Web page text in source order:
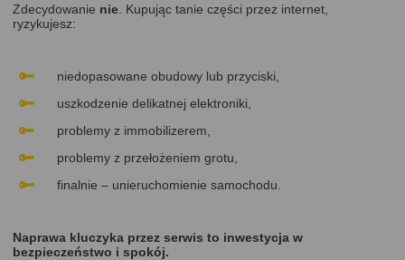
Zdecydowanie nie . Kupując tanie części przez internet,
ryzykujesz:
niedopasowane obudowy lub przyciski,
uszkodzenie delikatnej elektroniki,
problemy z immobilizerem,
problemy z przełożeniem grotu,
finalnie – unieruchomienie samochodu.
Naprawa kluczyka przez serwis to inwestycja w
bezpieczeństwo i spokój.